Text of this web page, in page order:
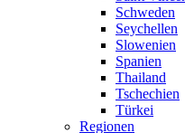
Schweden
Seychellen
Slowenien
Spanien
Thailand
Tschechien
Türkei
Regionen